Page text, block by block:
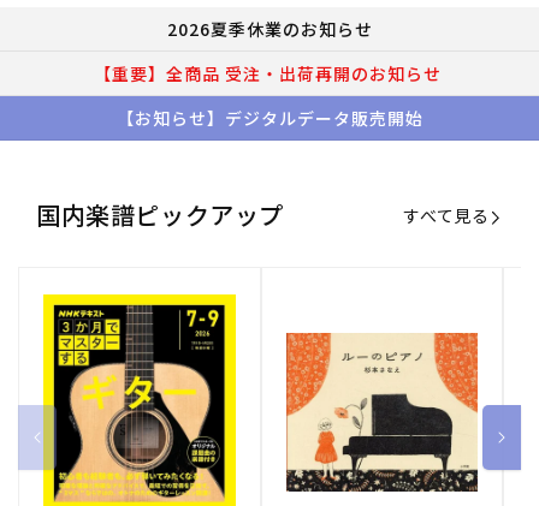
2026夏季休業のお知らせ
【重要】全商品 受注・出荷再開のお知らせ
【お知らせ】デジタルデータ販売開始
国内楽譜ピックアップ すべて見る